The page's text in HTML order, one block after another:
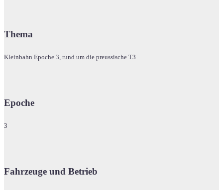
Thema
Kleinbahn Epoche 3, rund um die preussische T3
Epoche
3
Fahrzeuge und Betrieb